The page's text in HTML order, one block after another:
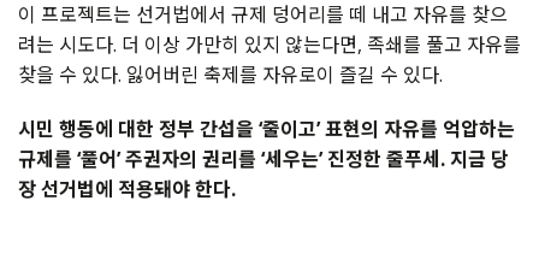
이 프로젝트는 선거법에서 규제 덩어리를 떼 내고 자유를 찾으
려는 시도다. 더 이상 가만히 있지 않는다면, 족쇄를 풀고 자유를
찾을 수 있다. 잃어버린 축제를 자유로이 즐길 수 있다.
시민 행동에 대한 정부 간섭을 ‘줄이고’ 표현의 자유를 억압하는
규제를 ‘풀어’ 주권자의 권리를 ‘세우는’ 진정한 줄푸세. 지금 당
장 선거법에 적용돼야 한다.